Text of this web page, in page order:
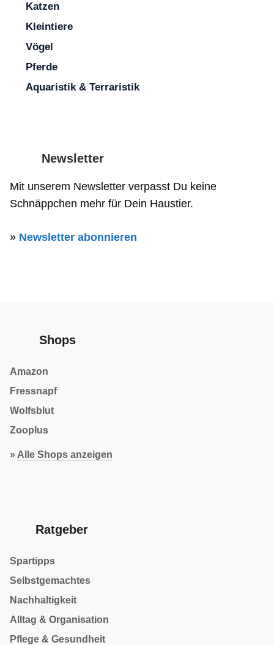
Mail-
Adresse
Website
Name, E-Mail-Adresse und Website in diesem Browser für
meinen nächsten Kommentar speichern.
Katzen
Kleintiere
Vögel
Pferde
Aquaristik & Terraristik
Newsletter
Mit unserem Newsletter verpasst Du keine
Schnäppchen mehr für Dein Haustier.
» Newsletter abonnieren
Shops
Amazon
Fressnapf
Wolfsblut
Zooplus
» Alle Shops anzeigen
Ratgeber
Spartipps
Selbstgemachtes
Nachhaltigkeit
Alltag & Organisation
Pflege & Gesundheit